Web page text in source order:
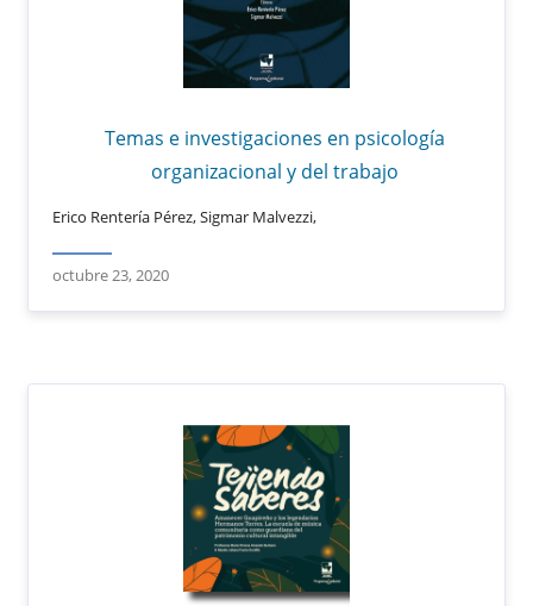
Temas e investigaciones en psicología
organizacional y del trabajo
Erico Rentería Pérez, Sigmar Malvezzi,
octubre 23, 2020